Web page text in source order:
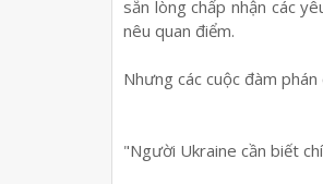
sẵn lòng chấp nhận các
nêu quan điểm.
Nhưng các cuộc đàm
"Người Ukraine cần biết